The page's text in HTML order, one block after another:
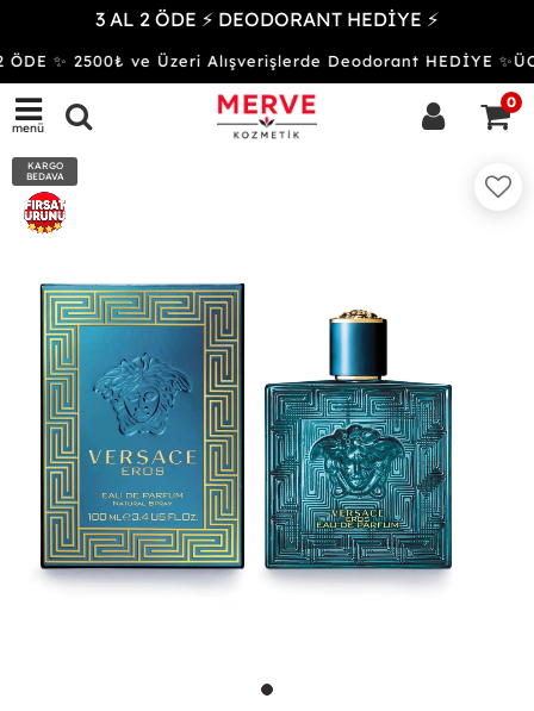
3 AL 2 ÖDE ⚡ DEODORANT HEDİYE ⚡
✨ 2500₺ ve Üzeri Alışverişlerde Deodorant HEDİYE
menü
0
KARGO
BEDAVA